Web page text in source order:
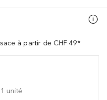
à partir de CHF 49*
1 unité